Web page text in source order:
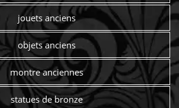
jouets anciens
objets anciens
montre anciennes
statues de bronze